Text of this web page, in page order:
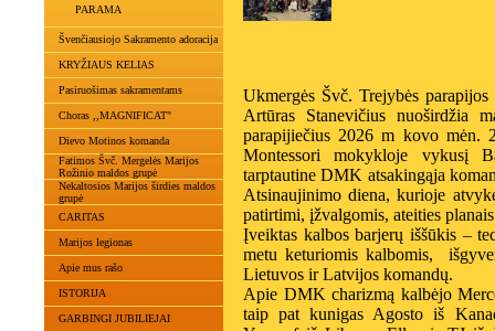
PARAMA
Švenčiausiojo Sakramento adoracija
KRYŽIAUS KELIAS
Pasiruošimas sakramentams
Choras ,,MAGNIFICAT"
Dievo Motinos komanda
Fatimos Švč. Mergelės Marijos
Rožinio maldos grupė
Nekaltosios Marijos širdies maldos
grupė
CARITAS
Marijos legionas
Apie mus rašo
ISTORIJA
GARBINGI JUBILIEJAI
Ukmergės Švč. Trejybės
Artūras Stanevičius nuoširdžia
parapijiečius 2026 m kovo mėn.
Montessori mokykloje vykusį
tarptautine DMK atsakingąja
Atsinaujinimo diena, kurioje
patirtimi, įžvalgomis, ateities
Įveiktas kalbos barjerų iššūkis –
metu keturiomis kalbomis,
Lietuvos ir Latvijos komandų.
Apie DMK charizmą kalbėjo
taip pat kunigas Agosto iš